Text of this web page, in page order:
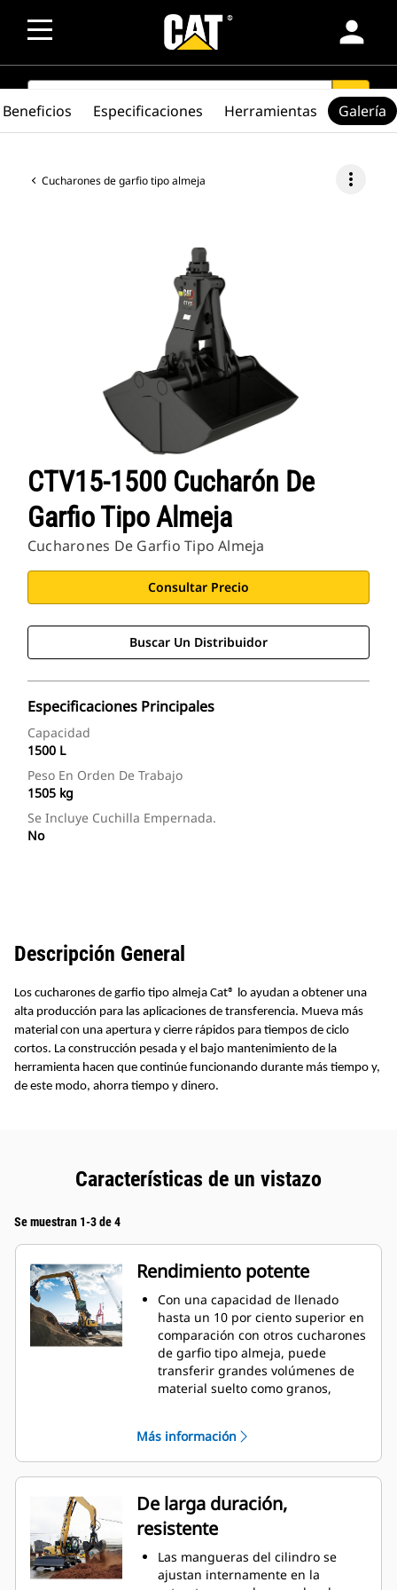
person
SEARCH search
Cucharones de garfio tipo almeja more_vert
CTV15-1500 Cucharón De
Garfio Tipo Almeja
Cucharones De Garfio Tipo Almeja
Consultar Precio
Buscar Un Distribuidor
Especificaciones Principales
Capacidad
1500 L
Peso En Orden De Trabajo
1505 kg
Se Incluye Cuchilla Empernada.
No
Beneficios Especificaciones Herramientas Galería
Descripción General
Los cucharones de garfio tipo almeja Cat® lo ayudan a obtener una
alta producción para las aplicaciones de transferencia. Mueva más
material con una apertura y cierre rápidos para tiempos de ciclo
cortos. La construcción pesada y el bajo mantenimiento de la
herramienta hacen que continúe funcionando durante más tiempo y,
de este modo, ahorra tiempo y dinero.
Características de un vistazo
Se muestran 1-3 de 4
Rendimiento potente
Con una capacidad de llenado
hasta un 10 por ciento superior en
comparación con otros cucharones
de garfio tipo almeja, puede
transferir grandes volúmenes de
material suelto como granos,
la amplia apertura del
revestimiento para materiales a
granel.
La potente fuerza de cierre de los
revestimientos de garfios
combinada con el tiempo de
apertura y cierre rápidos lo
ayudan a reducir el tiempo de los
ciclos y permanecer en la tarea
Más información
De larga duración,
resistente
Las mangueras del cilindro se
ajustan internamente en la